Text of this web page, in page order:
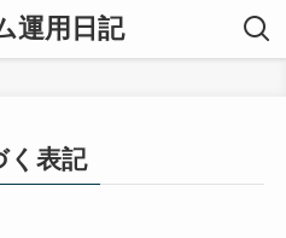
運用日記
く表記